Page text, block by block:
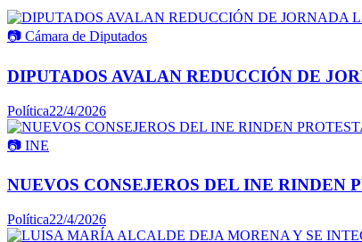
📷 Cámara de Diputados
DIPUTADOS AVALAN REDUCCIÓN DE
Política22/4/2026
📷 INE
NUEVOS CONSEJEROS DEL INE RINDEN
Política22/4/2026